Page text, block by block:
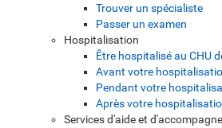
Trouver un spécialiste
Passer un examen
Hospitalisation
Être hospitalisé au CHU
Avant votre
Pendant votre
Après votre
Services d'aide et